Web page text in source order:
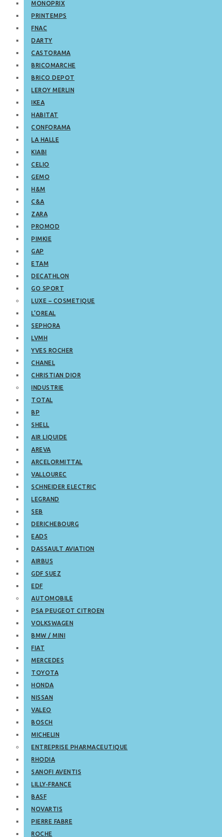
MONOPRIX
PRINTEMPS
FNAC
DARTY
CASTORAMA
BRICOMARCHE
BRICO DEPOT
LEROY MERLIN
IKEA
HABITAT
CONFORAMA
LA HALLE
KIABI
CELIO
GEMO
H&M
C&A
ZARA
PROMOD
PIMKIE
GAP
ETAM
DECATHLON
GO SPORT
LUXE – COSMETIQUE
L’OREAL
SEPHORA
LVMH
YVES ROCHER
CHANEL
CHRISTIAN DIOR
INDUSTRIE
TOTAL
BP
SHELL
AIR LIQUIDE
AREVA
ARCELORMITTAL
VALLOUREC
SCHNEIDER ELECTRIC
LEGRAND
SEB
DERICHEBOURG
EADS
DASSAULT AVIATION
AIRBUS
GDF SUEZ
EDF
AUTOMOBILE
PSA PEUGEOT CITROEN
VOLKSWAGEN
BMW / MINI
FIAT
MERCEDES
TOYOTA
HONDA
NISSAN
VALEO
BOSCH
MICHELIN
ENTREPRISE PHARMACEUTIQUE
RHODIA
SANOFI AVENTIS
LILLY-FRANCE
BASF
NOVARTIS
PIERRE FABRE
ROCHE